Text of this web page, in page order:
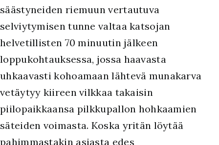
säästyneiden riemuun vertautuva
selviytymisen tunne valtaa katsojan
helvetillisten 70 minuutin jälkeen
loppukohtauksessa, jossa haavasta
uhkaavasti kohoamaan lähtevä munakarva
vetäytyy kiireen vilkkaa takaisin
piilopaikkaansa pilkkupallon hohkaamien
säteiden voimasta. Koska yritän löytää
pahimmastakin asiasta edes